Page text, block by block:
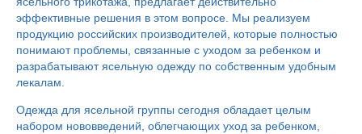
эффективные решения в этом вопросе. Мы реализуем
продукцию российских производителей, которые полностью
понимают проблемы, связанные с уходом за ребенком и
разрабатывают ясельную одежду по собственным удобным
лекалам.
Одежда для ясельной группы сегодня обладает целым
набором нововведений, облегчающих уход за ребенком,